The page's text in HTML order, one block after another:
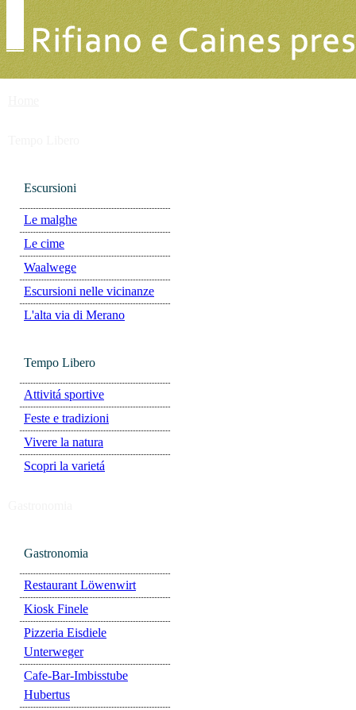
Escursioni
Le malghe
Le cime
Waalwege
Escursioni nelle vicinanze
L'alta via di Merano
Tempo Libero
Attivitá sportive
Feste e tradizioni
Vivere la natura
Scopri la varietá
Gastronomia
Restaurant Löwenwirt
Kiosk Finele
Pizzeria Eisdiele
Unterweger
Cafe-Bar-Imbisstube
Hubertus